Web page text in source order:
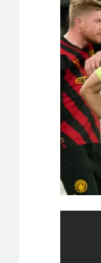
地に移った人た
ついに来ちゃ
始 - カラパイア
【2019年】 重
NEW!
本田圭佑のW
か？」「ネタに
【海外の反応
日本人がアメ
能なのか？」「
日本人がアメ
能なのか？」「
【E-1選手権
The Show
海外サッカー